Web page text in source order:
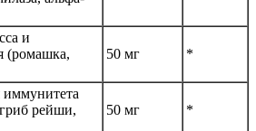
и
(ромашка,
50 мг *
иммунитета
рейши,
50 мг *